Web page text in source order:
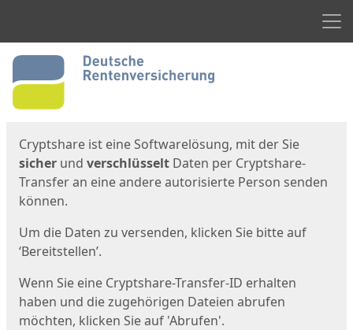
Start
Cryptshare ist eine Softwarelösung, mit der Sie
sicher und verschlüsselt Daten per Cryptshare-
Transfer an eine andere autorisierte Person senden
können.
Um die Daten zu versenden, klicken Sie bitte auf
‘Bereitstellen’.
Wenn Sie eine Cryptshare-Transfer-ID erhalten
haben und die zugehörigen Dateien abrufen
möchten, klicken Sie auf 'Abrufen'.